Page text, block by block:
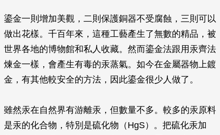
鎏金一則增加美觀，二則保護銅器不受腐蝕，三則可以
做出花樣。千百年來，這種工藝產生了無數的精品，被
世界各地的博物館和私人收藏。然而鎏金法跟用汞齊法
煉金一樣，會產生有毒的汞蒸氣。如今在金屬器物上鍍
金，有其他較安全的方法，因此鎏金很少人做了。
雖然汞在自然界有游離汞，但數量不多。較多的汞原料
是汞的化合物，特別是硫化物（HgS）。把硫化汞加